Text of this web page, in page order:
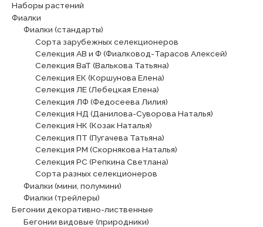
Наборы растений
Фиалки
Фиалки (стандарты)
Сорта зарубежных селекционеров
Селекция АВ и Ф (Фиалковод-Тарасов Алексей)
Селекция ВаТ (Валькова Татьяна)
Селекция ЕК (Коршунова Елена)
Селекция ЛЕ (Лебецкая Елена)
Селекция ЛФ (Федосеева Лилия)
Селекция НД (Данилова-Суворова Наталья)
Селекция НК (Козак Наталья)
Селекция ПТ (Пугачева Татьяна)
Селекция РМ (Скорнякова Наталья)
Селекция РС (Репкина Светлана)
Сорта разных селекционеров
Фиалки (мини, полумини)
Фиалки (трейлеры)
Бегонии декоративно-лиственные
Бегонии видовые (природники)